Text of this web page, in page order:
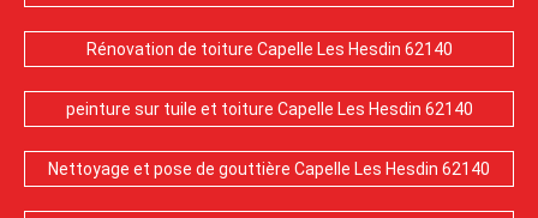
Rénovation de toiture Capelle Les Hesdin 62140
peinture sur tuile et toiture Capelle Les Hesdin 62140
Nettoyage et pose de gouttière Capelle Les Hesdin 62140